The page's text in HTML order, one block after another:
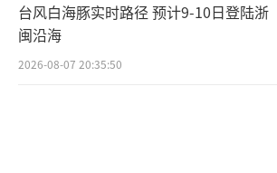
台风白海豚实时路径 预计9-10日登陆浙
闽沿海
2026-08-07 20:35:50